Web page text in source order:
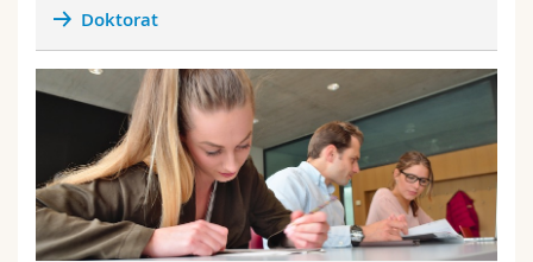
Math.-Nat. und Med. Fak.
Interfakultär
Mitarbeitende
Doktorierende
Webmail
Vorlesungsverzeichnis
MyUnifr
Doktorat